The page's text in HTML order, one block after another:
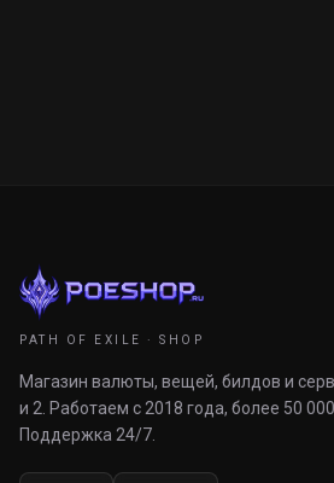
PATH OF EXILE · SHOP
Магазин валюты, вещей, билдов и
и 2. Работаем с 2018 года, более 50
Поддержка 24/7.